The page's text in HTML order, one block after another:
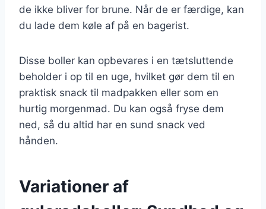
de ikke bliver for brune. Når de er færdige, kan
du lade dem køle af på en bagerist.
Disse boller kan opbevares i en tætsluttende
beholder i op til en uge, hvilket gør dem til en
praktisk snack til madpakken eller som en
hurtig morgenmad. Du kan også fryse dem
ned, så du altid har en sund snack ved
hånden.
Variationer af